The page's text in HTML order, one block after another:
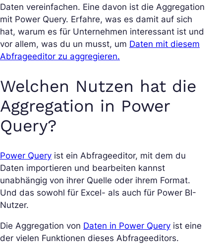
Daten vereinfachen. Eine davon ist die Aggregation
mit Power Query. Erfahre, was es damit auf sich
hat, warum es für Unternehmen interessant ist und
vor allem, was du un musst, um Daten mit diesem
Abfrageeditor zu aggregieren.
Welchen Nutzen hat die
Aggregation in Power
Query?
Power Query ist ein Abfrageeditor, mit dem du
Daten importieren und bearbeiten kannst
unabhängig von ihrer Quelle oder ihrem Format.
Und das sowohl für Excel- als auch für Power BI-
Nutzer.
Die Aggregation von Daten in Power Query ist eine
der vielen Funktionen dieses Abfrageeditors.